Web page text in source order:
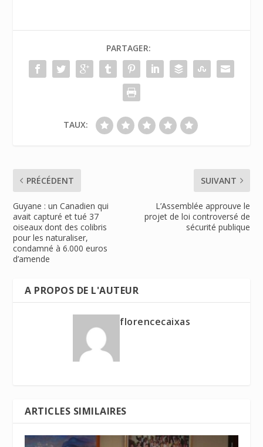
PARTAGER:
TAUX:
PRÉCÉDENT
Guyane : un Canadien qui
avait capturé et tué 37
oiseaux dont des colibris
pour les naturaliser,
condamné à 6.000 euros
d’amende
SUIVANT
L’Assemblée approuve le
projet de loi controversé de
sécurité publique
A PROPOS DE L'AUTEUR
florencecaixas
ARTICLES SIMILAIRES